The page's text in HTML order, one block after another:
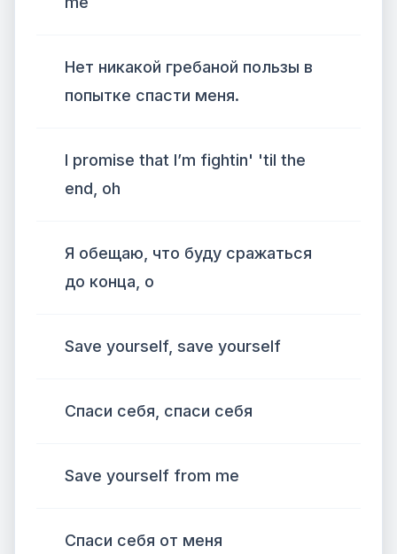
Нет никакой гребаной пользы в
попытке спасти меня.
I promise that I’m fightin' 'til the
end, oh
Я обещаю, что буду сражаться
до конца, о
Save yourself, save yourself
Спаси себя, спаси себя
Save yourself from me
Спаси себя от меня